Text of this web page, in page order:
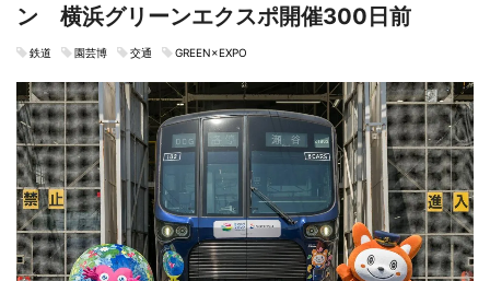
ン 横浜グリーンエクスポ開催300日前
鉄道 園芸博 交通 GREEN×EXPO